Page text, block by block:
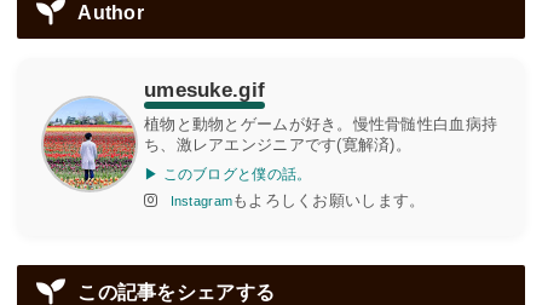
Author
umesuke.gif
植物と動物とゲームが好き。慢性骨髄性白血病持
ち、激レアエンジニアです(寛解済)。
▶ このブログと僕の話。
Instagramもよろしくお願いします。
この記事をシェアする